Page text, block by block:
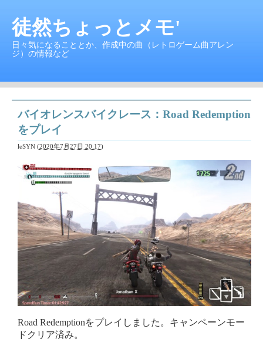
徒然ちょっとメモ'
日々気になることとか、作成中の曲（レトロゲーム曲アレン
ジ）の情報など
バイオレンスバイクレース：Road Redemption
をプレイ
leSYN (2020年7月27日 20:17)
Road Redemptionをプレイしました。キャンペーンモー
ドクリア済み。